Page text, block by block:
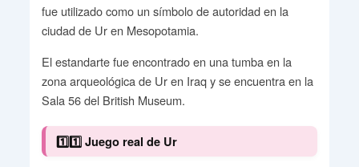
fue utilizado como un símbolo de autoridad en la
ciudad de Ur en Mesopotamia.
El estandarte fue encontrado en una tumba en la
zona arqueológica de Ur en Iraq y se encuentra en la
Sala 56 del British Museum.
1️⃣1️⃣ Juego real de Ur